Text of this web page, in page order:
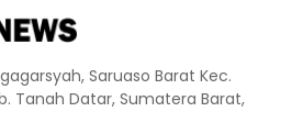
Saruaso Barat Kec.
Tanah Datar, Sumatera Barat,